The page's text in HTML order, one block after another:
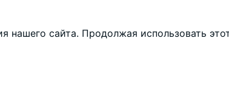
сайта. Продолжая использовать